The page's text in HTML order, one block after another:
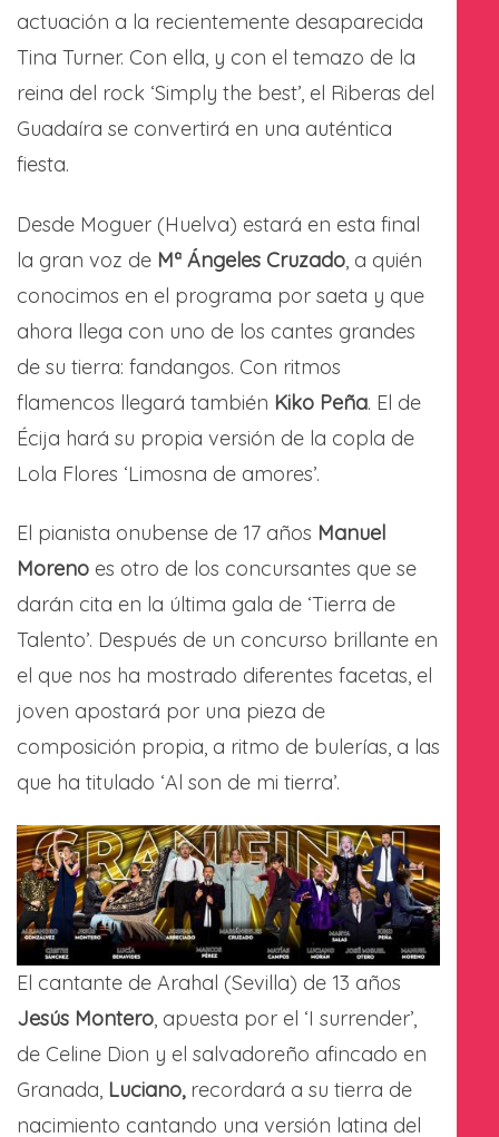
actuación a la recientemente desaparecida
Tina Turner. Con ella, y con el temazo de la
reina del rock ‘Simply the best’, el Riberas del
Guadaíra se convertirá en una auténtica
fiesta.
Desde Moguer (Huelva) estará en esta final
la gran voz de Mª Ángeles Cruzado , a quién
conocimos en el programa por saeta y que
ahora llega con uno de los cantes grandes
de su tierra: fandangos. Con ritmos
flamencos llegará también Kiko Peña. El de
Écija hará su propia versión de la copla de
Lola Flores ‘Limosna de amores’.
El pianista onubense de 17 años Manuel
Moreno es otro de los concursantes que se
darán cita en la última gala de ‘Tierra de
Talento’. Después de un concurso brillante en
el que nos ha mostrado diferentes facetas, el
joven apostará por una pieza de
composición propia, a ritmo de bulerías, a las
que ha titulado ‘Al son de mi tierra’.
El cantante de Arahal (Sevilla) de 13 años
Jesús Montero, apuesta por el ‘I surrender’,
de Celine Dion y el salvadoreño afincado en
Granada, Luciano,recordará a su tierra de
nacimiento cantando una versión latina del